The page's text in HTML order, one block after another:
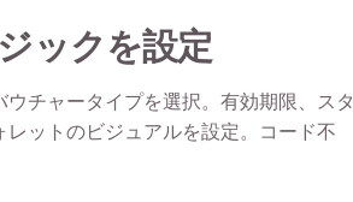
ックを設定
チャータイプを選択。有効期限、スタ
レットのビジュアルを設定。コード不